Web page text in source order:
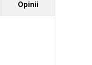
Opinii